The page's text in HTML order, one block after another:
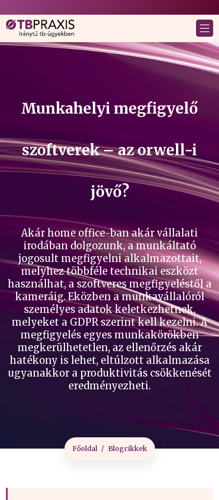
Munkahelyi megfigyelő
szoftverek – az orwell-i
jövő?
Akár home office-ban akár vállalati
irodában dolgozunk, a munkáltató
jogosult megfigyelni alkalmazottait,
melyhez többféle technikai eszközt
használhat, a szoftveres megfigyeléstől a
kameráig. Eközben a munkavállalóról
személyes adatok keletkezhetnek,
melyeket a GDPR szerint kell kezelni. A
megfigyelés egyes munkakörökben
megkerülhetetlen, az ellenőrzés akár
hatékony is lehet, eltúlzott alkalmazása
ugyanakkor a produktivitás csökkenését
eredményezheti.
Főoldal Blogcikkek